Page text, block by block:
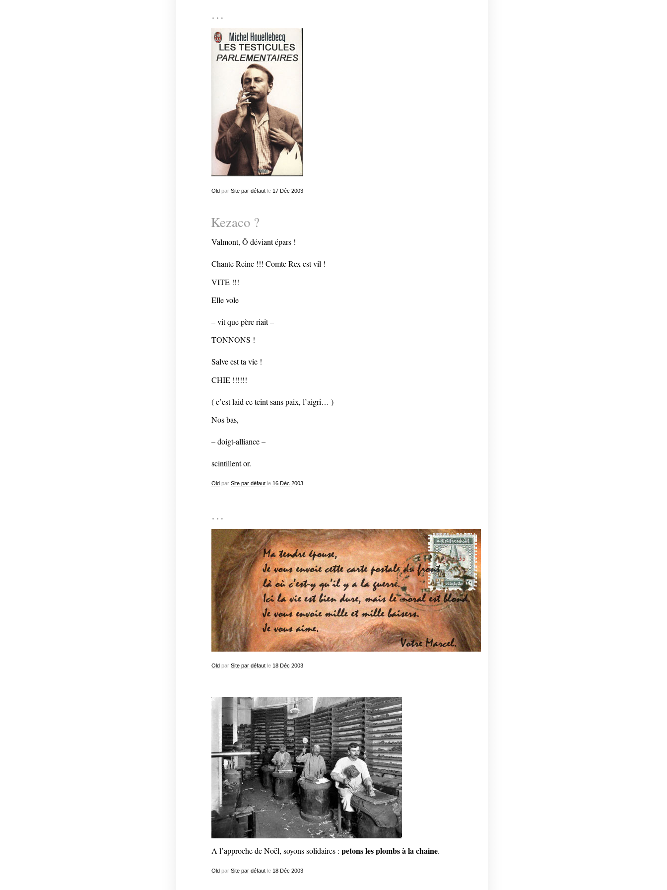
…
Oldpar Site par défautle 17 Déc 2003
Kezaco ?
Valmont, Ô déviant épars !
Chante Reine !!! Comte Rex est vil !
VITE !!!
Elle vole
– vit que père riait –
TONNONS !
Salve est ta vie !
CHIE !!!!!!
( c’est laid ce teint sans paix, l’aigri… )
Nos bas,
– doigt-alliance –
scintillent or.
Oldpar Site par défautle 16 Déc 2003
…
Old par Site par défautle 18 Déc 2003
A l’approche de Noël, soyons solidaires : petons les plombs à la chaine.
Oldpar Site par défautle 18 Déc 2003